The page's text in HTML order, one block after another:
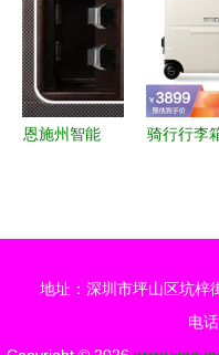
全面评测
入手吗？
恩施州智能
钥匙匹配全
骑行行李
地址：深圳市坪山区坑梓
电